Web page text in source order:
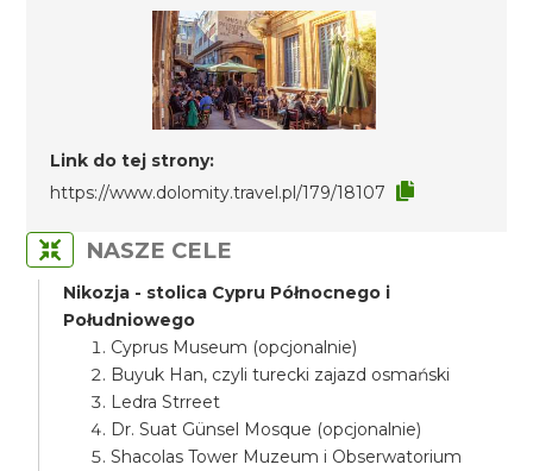
Link do tej strony:
https://www.dolomity.travel.pl/179/18107
NASZE CELE
Nikozja - stolica Cypru Północnego i
Południowego
Cyprus Museum (opcjonalnie)
Buyuk Han, czyli turecki zajazd osmański
Ledra Strreet
Dr. Suat Günsel Mosque (opcjonalnie)
Shacolas Tower Muzeum i Obserwatorium